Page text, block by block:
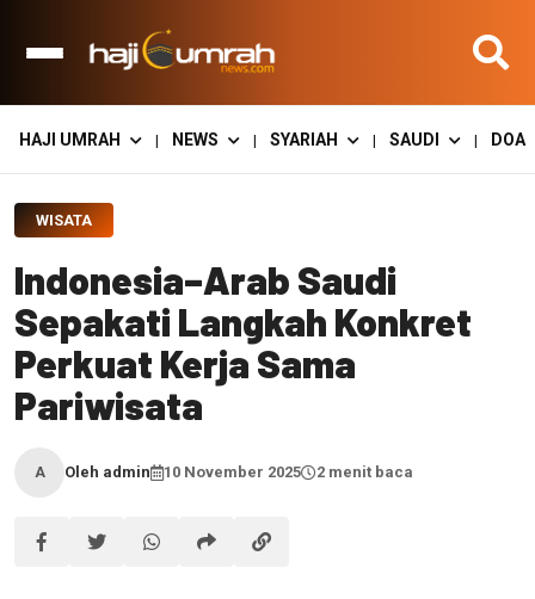
HAJI UMRAH | NEWS | SYARIAH | SAUDI | DOA
WISATA
Indonesia–Arab Saudi
Sepakati Langkah Konkret
Perkuat Kerja Sama
Pariwisata
A Oleh admin 10 November 2025 2 menit baca